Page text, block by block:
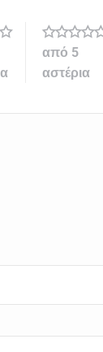
από 5
αστέρια